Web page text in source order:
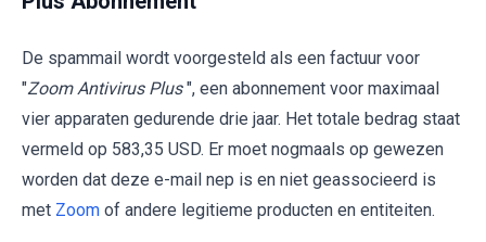
De spammail wordt voorgesteld als een factuur voor
"Zoom Antivirus Plus ", een abonnement voor maximaal
vier apparaten gedurende drie jaar. Het totale bedrag staat
vermeld op 583,35 USD. Er moet nogmaals op gewezen
worden dat deze e-mail nep is en niet geassocieerd is
met Zoom of andere legitieme producten en entiteiten.